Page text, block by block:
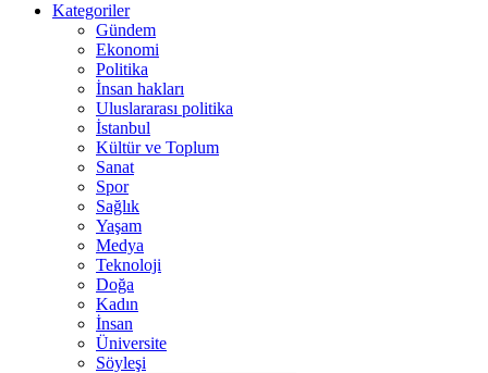
Kategoriler
Gündem
Ekonomi
Politika
İnsan hakları
Uluslararası politika
İstanbul
Kültür ve Toplum
Sanat
Spor
Sağlık
Yaşam
Medya
Teknoloji
Doğa
Kadın
İnsan
Üniversite
Söyleşi